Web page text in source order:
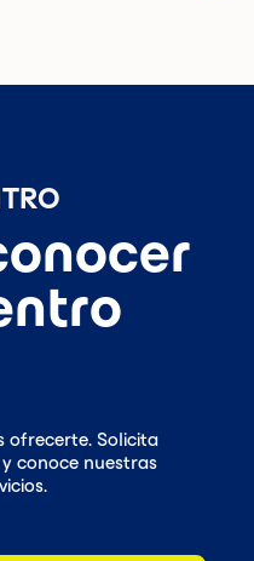
ofrecerte. Solicita
conoce nuestras